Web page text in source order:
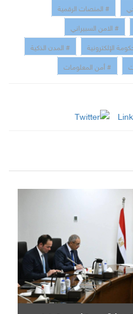
# المنصات الرقمية
# الامن السبيراني
الإلكترونية
# المدن الذكية
# أمن المعلومات